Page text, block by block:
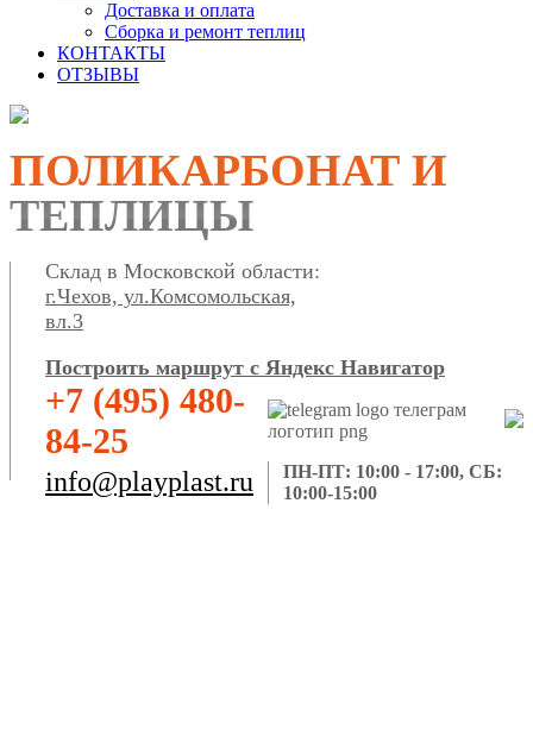
Доставка и оплата
Сборка и ремонт теплиц
КОНТАКТЫ
ОТЗЫВЫ
ПОЛИКАРБОНАТ И
ТЕПЛИЦЫ
Склад в Московской области:
г.Чехов, ул.Комсомольская,
вл.3
Построить маршрут с Яндекс Навигатор
+7 (495) 480-
84-25
info@playplast.ru
ПН-ПТ: 10:00 - 17:00, СБ:
10:00-15:00